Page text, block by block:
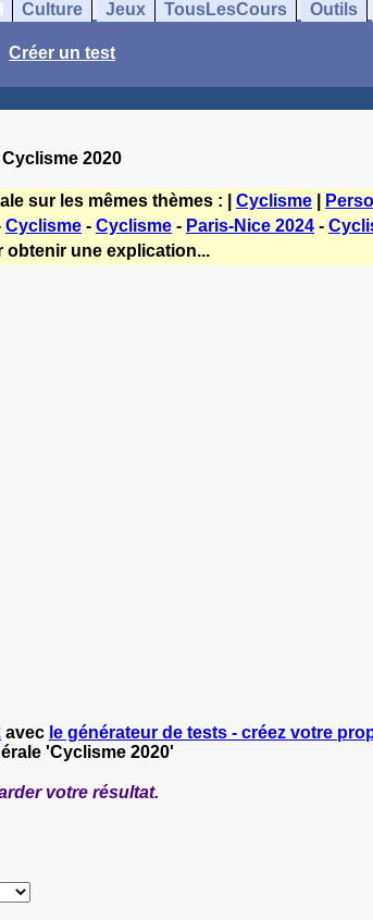
Culture Jeux TousLesCours Outils
Créer un test
2020
sur les mêmes thèmes : | Cyclisme
Cyclisme - Cyclisme - Paris-Nice 2024 -
une explication...
avec le générateur de tests - créez votre
'Cyclisme 2020'
votre résultat.